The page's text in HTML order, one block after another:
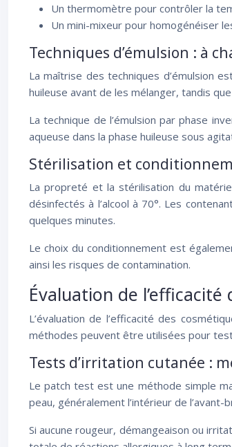
Un thermomètre pour contrôler la
Un mini-mixeur pour homogénéiser
Techniques d’émulsion : à
La maîtrise des techniques d’émulsion
huileuse avant de les mélanger, tandis
La technique de l’émulsion par phase
aqueuse dans la phase huileuse sous
Stérilisation et
La propreté et la stérilisation du
désinfectés à l’alcool à 70°. Les
quelques minutes.
Le choix du conditionnement est
ainsi les risques de contamination.
Évaluation de
L’évaluation de l’efficacité des
méthodes peuvent être utilisées pour
Tests d’irritation cutanée :
Le patch test est une méthode simple
peau, généralement l’intérieur de
Si aucune rougeur, démangeaison ou